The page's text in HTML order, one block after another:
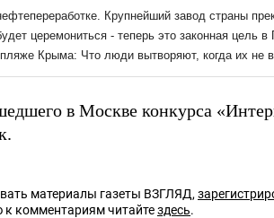
в Москве конкурса
материалы газеты ВЗГЛЯД,
комментариям читайтездесь.